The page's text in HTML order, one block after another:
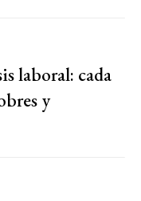
laboral: cada
y